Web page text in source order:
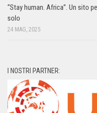
“Stay human. Africa”. Un sito
solo
24 MAG, 2025
I NOSTRI PARTNER: